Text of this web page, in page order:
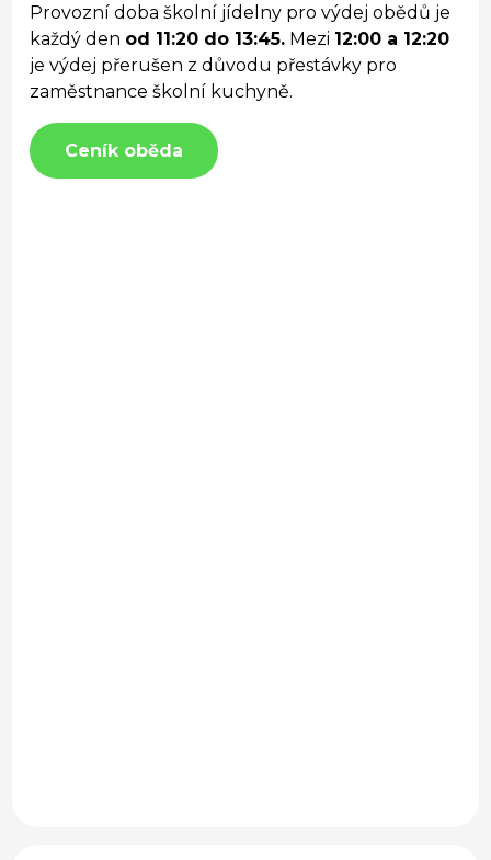
Provozní doba školní jídelny pro výdej obědů je
každý den od 11:20 do 13:45. Mezi 12:00 a 12:20
je výdej přerušen z důvodu přestávky pro
zaměstnance školní kuchyně.
Ceník oběda